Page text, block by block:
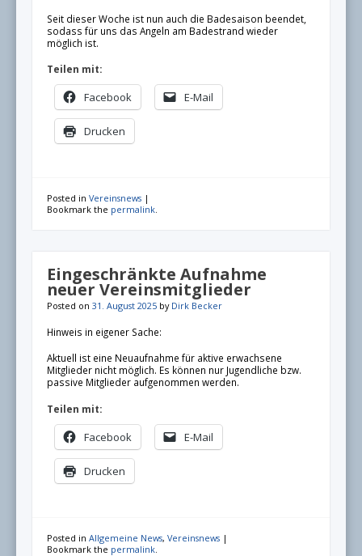
Seit dieser Woche ist nun auch die Badesaison beendet,
sodass für uns das Angeln am Badestrand wieder
möglich ist.
Teilen mit:
Facebook E-Mail
Drucken
Posted in Vereinsnews |
Bookmark the permalink
Eingeschränkte Aufnahme
neuer Vereinsmitglieder
Posted on 31. August 2025 by Dirk Becker
Hinweis in eigener Sache:
Aktuell ist eine Neuaufnahme für aktive erwachsene
Mitglieder nicht möglich. Es können nur Jugendliche bzw.
passive Mitglieder aufgenommen werden.
Teilen mit:
Facebook E-Mail
Drucken
Posted in Allgemeine News, Vereinsnews |
Bookmark the permalink